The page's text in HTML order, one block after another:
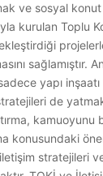
ve sosyal
kurulan Toplu
sağlamıştır.
yapı
de
kamuoyunu
konusundaki
stratejileri